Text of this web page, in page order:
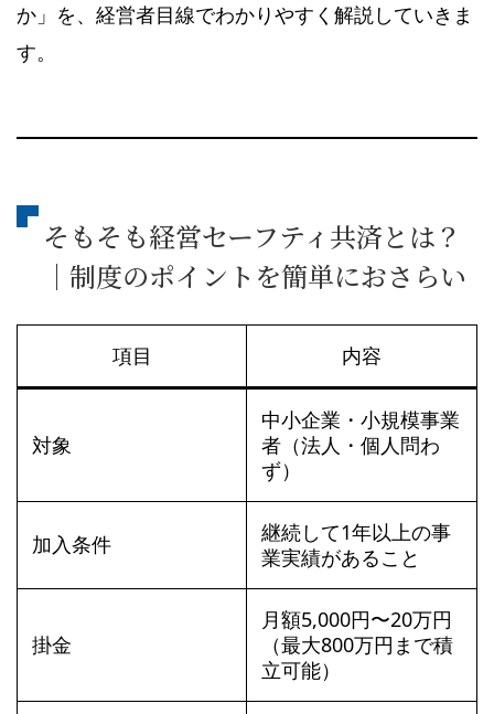
か」を、経営者目線でわかりやすく解説していきま
す。
そもそも経営セーフティ共済とは？
｜制度のポイントを簡単におさらい
項目 内容
対象
中小企業・小規模事業
者（法人・個人問わ
ず）
加入条件
継続して1年以上の事
業実績があること
掛金
月額5,000円〜20万円
（最大800万円まで積
立可能）